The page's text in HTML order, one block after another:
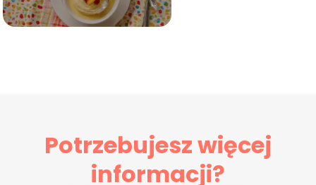
Potrzebujesz więcej
informacji?